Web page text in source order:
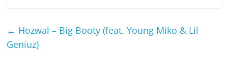
← Hozwal – Big Booty (feat. Young Miko & Lil
Geniuz)